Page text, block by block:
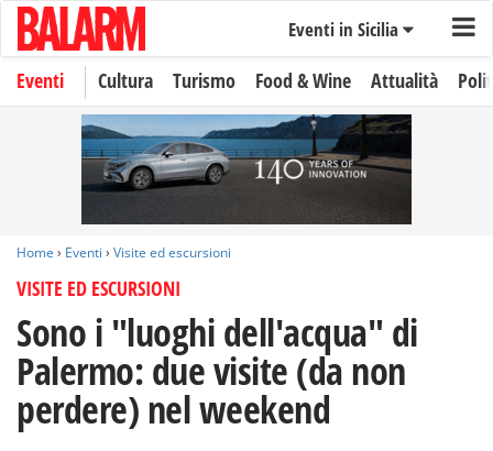
Eventi in Sicilia
Eventi Cultura Turismo Food & Wine Attualità
Home › Eventi › Visite ed escursioni
VISITE ED ESCURSIONI
Sono i "luoghi dell'acqua" di
Palermo: due visite (da non
perdere) nel weekend